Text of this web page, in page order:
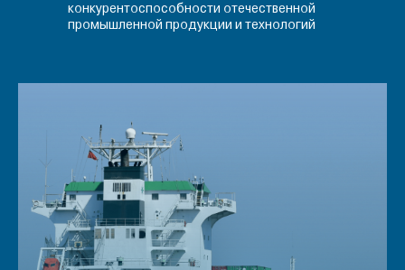
конкурентоспособности отечественной
промышленной продукции и технологий